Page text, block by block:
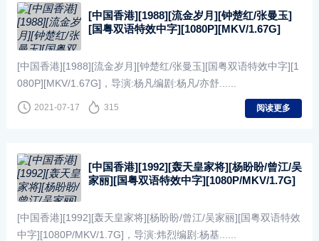
[中国香港][1988][流金岁月][钟楚红/张曼玉]
[国粤双语特效中字][1080P][MKV/1.67G]
[中国香港][1988][流金岁月][钟楚红/张曼玉][国粤双语特效中字][1
080P][MKV/1.67G]，导演:杨凡编剧:杨凡/亦舒......
2021-07-17 315 阅读更多
[中国香港][1992][轰天皇家将][杨盼盼/曾江/吴
家丽][国粤双语特效中字][1080P/MKV/1.7G]
[中国香港][1992][轰天皇家将][杨盼盼/曾江/吴家丽][国粤双语特效
中字][1080P/MKV/1.7G]，导演:炜烈编剧:杨基......